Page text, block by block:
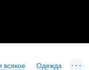
всякое Одежда ...